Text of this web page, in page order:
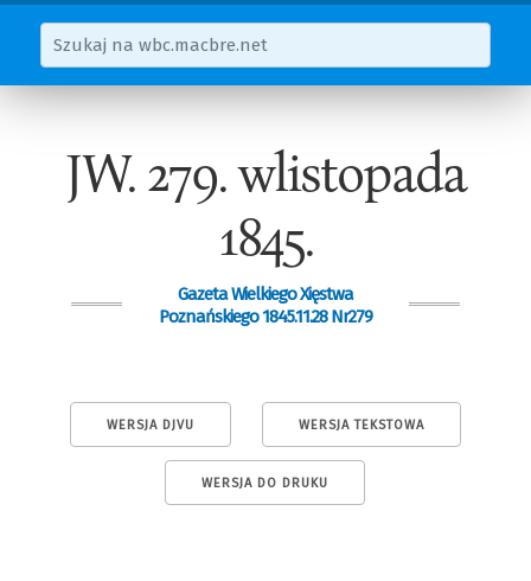
JW. 279. wlistopada
1845.
Gazeta Wielkiego Xięstwa
Poznańskiego 1845.11.28 Nr279
WERSJA DJVU WERSJA TEKSTOWA
WERSJA DO DRUKU